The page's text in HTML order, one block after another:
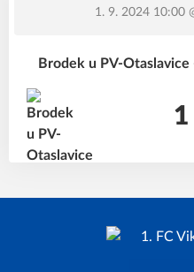
1. 9. 2024 10:00
Brodek u PV-
1